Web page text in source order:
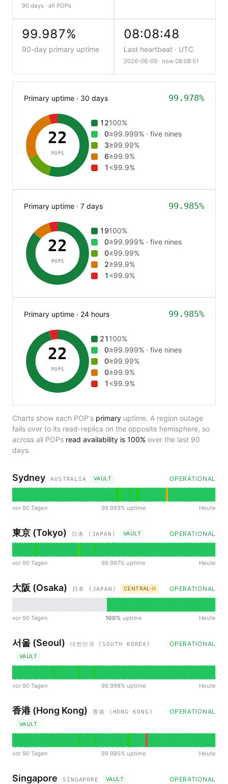
90 days · all POPs
99.987%
90-day primary uptime
08:08:48
Last heartbeat · UTC
2026-08-09 · now 08:08:52
Primary uptime · 30 days 99.978%
22
POPS
12100%
0≥99.999% · five nines
3≥99.99%
6≥99.9%
1 <99.9%
Primary uptime · 7 days 99.985%
22
POPS
19100%
0≥99.999% · five nines
0≥99.99%
2≥99.9%
1 <99.9%
Primary uptime · 24 hours 99.985%
22
POPS
21 100%
0≥99.999% · five nines
0≥99.99%
0≥99.9%
1 <99.9%
Charts show each POP's primary uptime. A region outage
fails over to its read-replica on the opposite hemisphere, so
across all POPs read availability is 100% over the last 90
days.
Sydney AUSTRALIA VAULT OPERATIONAL
vor 90 Tagen 99.989% uptime Heute
東京 (Tokyo) 日本 (JAPAN) VAULT OPERATIONAL
vor 90 Tagen 99.997% uptime Heute
大阪 (Osaka) 日本 (JAPAN) CENTRAL-II OPERATIONAL
vor 90 Tagen 100% uptime Heute
서울 (Seoul)
대한민국 (SOUTH KOREA)
VAULT
OPERATIONAL
vor 90 Tagen 99.998% uptime Heute
香港 (Hong Kong)
香港 (HONG KONG)
VAULT
OPERATIONAL
vor 90 Tagen 99.985% uptime Heute
Singapore SINGAPORE VAULT OPERATIONAL